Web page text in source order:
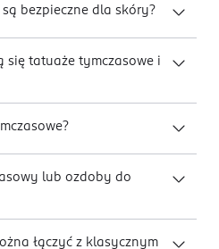
bezpieczne dla skóry?
się tatuaże tymczasowe i
lub ozdoby do
łączyć z klasycznym